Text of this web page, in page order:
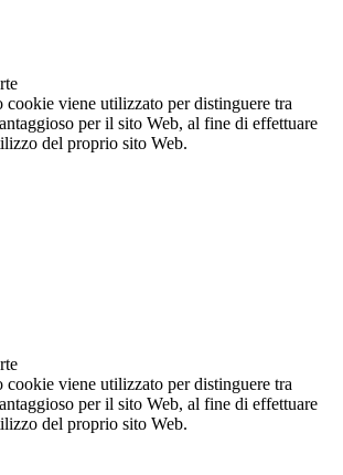
cookie viene utilizzato per distinguere tra
per il sito Web, al fine di effettuare
del proprio sito Web.
cookie viene utilizzato per distinguere tra
per il sito Web, al fine di effettuare
del proprio sito Web.